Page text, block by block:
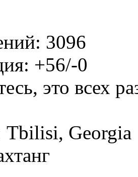
3096
+56/-0
это всех
Tbilisi, Georgia